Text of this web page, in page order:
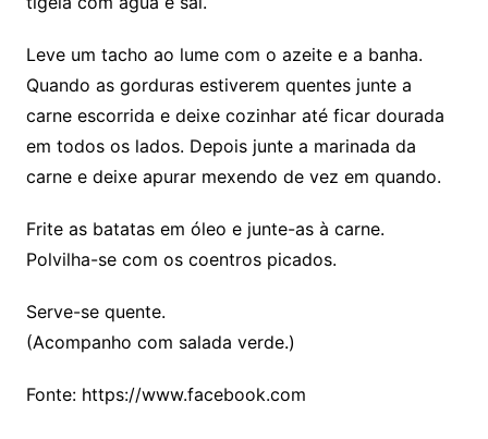
Leve um tacho ao lume com o azeite e a banha.
Quando as gorduras estiverem quentes junte a
carne escorrida e deixe cozinhar até ficar dourada
em todos os lados. Depois junte a marinada da
carne e deixe apurar mexendo de vez em quando.
Frite as batatas em óleo e junte-as à carne.
Polvilha-se com os coentros picados.
Serve-se quente.
(Acompanho com salada verde.)
Fonte: https://www.facebook.com